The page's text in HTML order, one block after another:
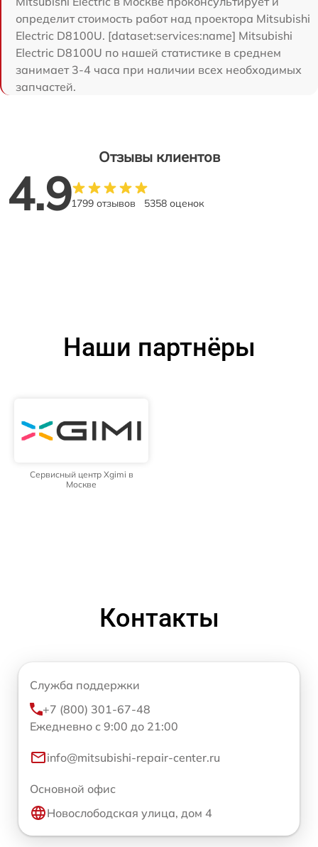
определит стоимость работ над проектора Mitsubishi
Electric D8100U. [dataset:services:name] Mitsubishi
Electric D8100U по нашей статистике в среднем
занимает 3-4 часа при наличии всех необходимых
запчастей.
Отзывы клиентов
4.91799 отзывов 5358 оценок
Наши партнёры
Сервисный центр Xgimi в
Москве
Контакты
Служба поддержки
+7 (800) 301-67-48
Ежедневно с 9:00 до 21:00
info@mitsubishi-repair-center.ru
Основной офис
Новослободская улица, дом 4